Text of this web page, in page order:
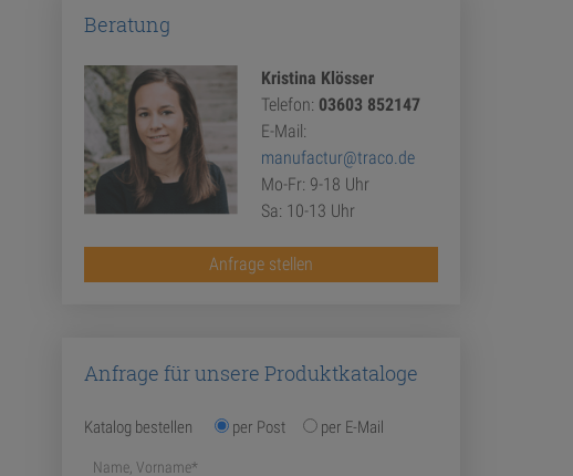
Beratung
Kristina Klösser
Telefon: 03603 852147
E-Mail:
manufactur@traco.de
Mo-Fr: 9-18 Uhr
Sa: 10-13 Uhr
Anfrage stellen
Anfrage für unsere Produktkataloge
Katalog bestellen per Post per E-Mail